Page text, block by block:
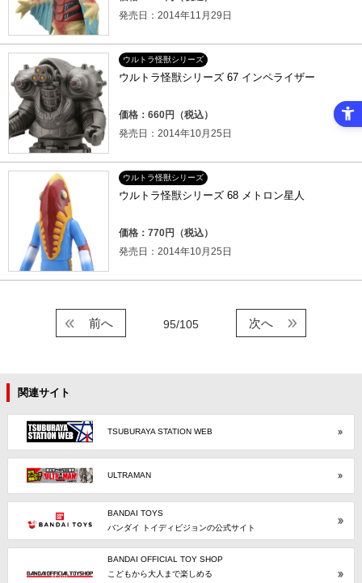
発売日：2014年11月29日
ウルトラ怪獣シリーズ
ウルトラ怪獣シリーズ 67 インペライザー
価格：660円（税込）
発売日：2014年10月25日
ウルトラ怪獣シリーズ
ウルトラ怪獣シリーズ 68 メトロン星人
価格：770円（税込）
発売日：2014年10月25日
95/105
前へ 次へ
関連サイト
TSUBURAYA STATION WEB
ULTRAMAN
BANDAI TOYS
バンダイ トイディビジョンの公式サイト
BANDAI OFFICIAL TOY SHOP
こどもから大人まで楽しめる